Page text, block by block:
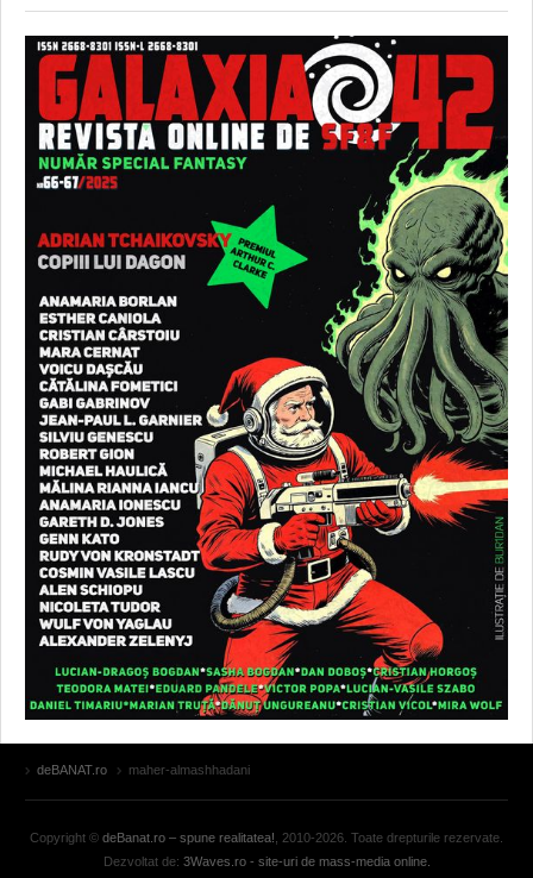
deBANAT.ro maher-almashhadani
Copyright © deBanat.ro – spune realitatea! , 2010-2026. Toate drepturile rezervate.
Dezvoltat de: 3Waves.ro - site-uri de mass-media online.